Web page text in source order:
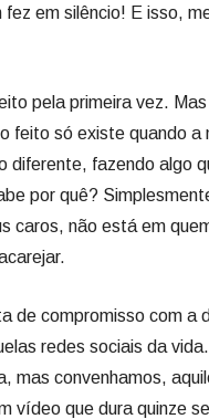
em silêncio! E isso,
pela primeira vez.
feito só existe quando a
diferente, fazendo algo
por quê?
caros, não está em
de compromisso com a
redes sociais da
mas convenhamos,
vídeo que dura quinze